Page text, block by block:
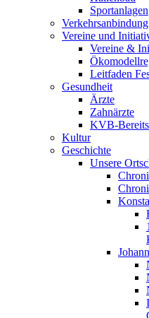
Sportanlagen
Verkehrsanbindung
Vereine und
Vereine &
Leitfaden
Gesundheit
Ärzte
Zahnärzte
KVB-
Kultur
Geschichte
Unsere